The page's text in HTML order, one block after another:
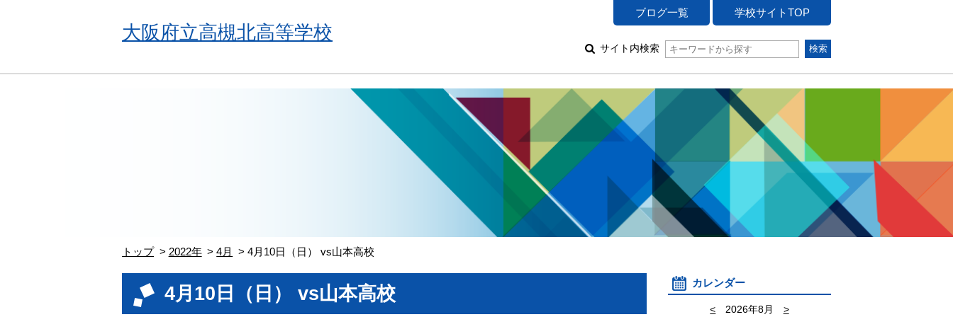
大阪府立高槻北高等学校
ブログ一覧 学校サイトTOP
サイト内検索
トップ 2022年 4月 4月10日（日） vs山本高校
4月10日（日） vs山本高校 カレンダー
< 2026年8月 >